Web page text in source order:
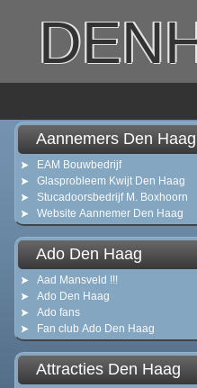
Aannemers Den Haag
EAM Bouwbedrijf
Glasprobleem Kwijt Den Haag
Stucadoorsbedrijf M. Boxhoorn
Website Aannemer Den Haag
Ado Den Haag
Aad Mansveld !!!
Ado Den Haag
Ado fans
Fan club Ado Den Haag
Attracties Den Haag